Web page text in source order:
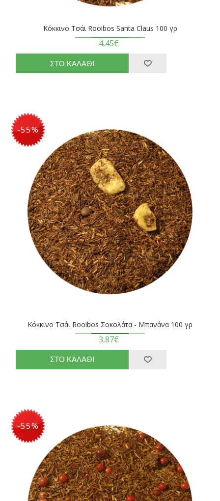
Κόκκινο Τσάι Rooibos Santa Claus 100 γρ
4,45€
-55%
Κόκκινο Τσάι Rooibos Σοκολάτα - Μπανάνα 100 γρ
3,87€
-55%